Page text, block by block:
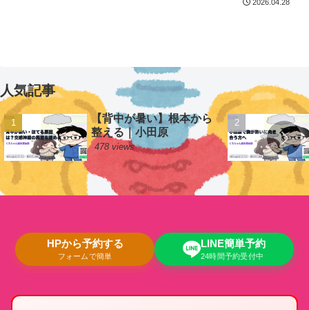
2026.04.28
人気記事
【背中が暑い】根本から
整える｜小田原
478 views
HPから予約する
フォームで簡単
LINE簡単予約
24時間予約受付中